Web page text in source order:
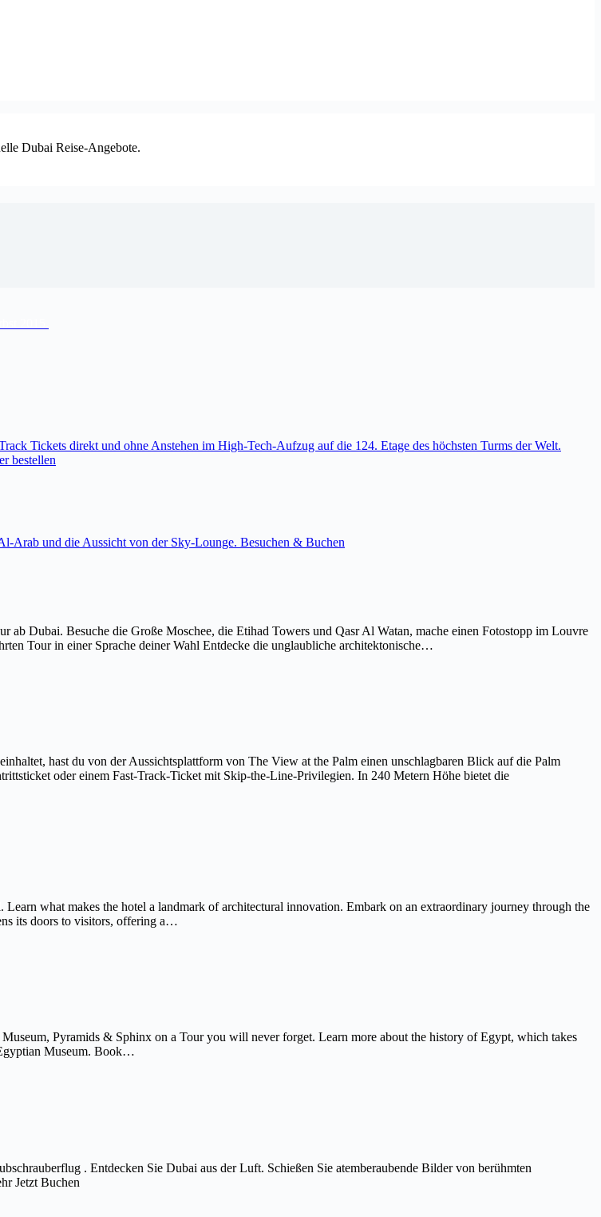
Dubai Reise-Angebote.
Tickets direkt und ohne Anstehen im High-Tech-Aufzug auf die 124. Etage des höchsten Turms der Welt.
bestellen
Arab und die Aussicht von der Sky-Lounge. Besuchen & Buchen
Dubai. Besuche die Große Moschee, die Etihad Towers und Qasr Al Watan, mache einen Fotostopp im Louvre
Tour in einer Sprache deiner Wahl Entdecke die unglaubliche architektonische…
hast du von der Aussichtsplattform von The View at the Palm einen unschlagbaren Blick auf die Palm
oder einem Fast-Track-Ticket mit Skip-the-Line-Privilegien. In 240 Metern Höhe bietet die
what makes the hotel a landmark of architectural innovation. Embark on an extraordinary journey through the
its doors to visitors, offering a…
Pyramids & Sphinx on a Tour you will never forget. Learn more about the history of Egypt, which takes
Museum. Book…
. Entdecken Sie Dubai aus der Luft. Schießen Sie atemberaubende Bilder von berühmten
Jetzt Buchen